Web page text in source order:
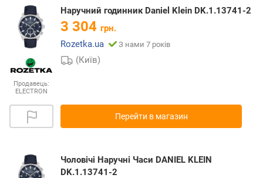
Продавець:
ELECTRON
Наручний годинник Daniel Klein DK.1.13741-2
3 304 грн.
Rozetka.ua
З нами 7 років
(Київ)
Перейти в магазин
Чоловічі Наручні Часи DANIEL KLEIN
DK.1.13741-2